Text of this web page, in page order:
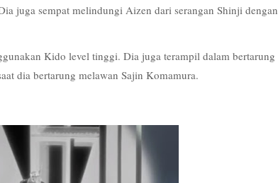
juga sempat melindungi Aizen dari serangan Shinji dengan
Kido level tinggi. Dia juga terampil dalam bertarung
dia bertarung melawan Sajin Komamura.